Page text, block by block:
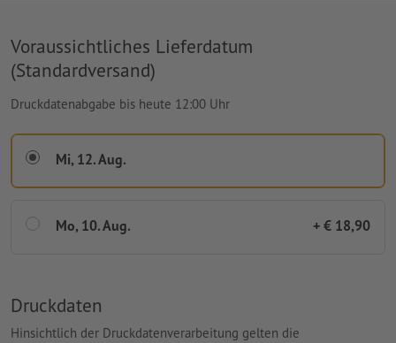
Voraussichtliches Lieferdatum
(Standardversand)
Druckdatenabgabe bis heute 12:00 Uhr
Mi, 12. Aug.
Mo, 10. Aug. + € 18,90
Druckdaten
Hinsichtlich der Druckdatenverarbeitung gelten die